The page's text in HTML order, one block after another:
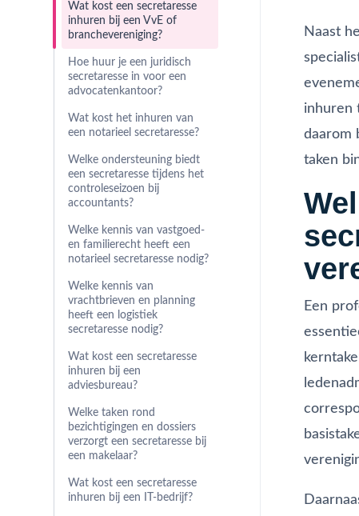
Wat kost een secretaresse
inhuren bij een VvE of
branchevereniging?
Hoe huur je een juridisch
secretaresse in voor een
advocatenkantoor?
Wat kost het inhuren van
een notarieel secretaresse?
Welke ondersteuning biedt
een secretaresse tijdens het
controleseizoen bij
accountants?
Welke kennis van vastgoed-
en familierecht heeft een
notarieel secretaresse nodig?
Welke kennis van
vrachtbrieven en planning
heeft een logistiek
secretaresse nodig?
Wat kost een secretaresse
inhuren bij een
adviesbureau?
Welke taken rond
bezichtigingen en dossiers
verzorgt een secretaresse bij
een makelaar?
Wat kost een secretaresse
inhuren bij een IT-bedrijf?
Naast
inhuren
daarom
taken
Een